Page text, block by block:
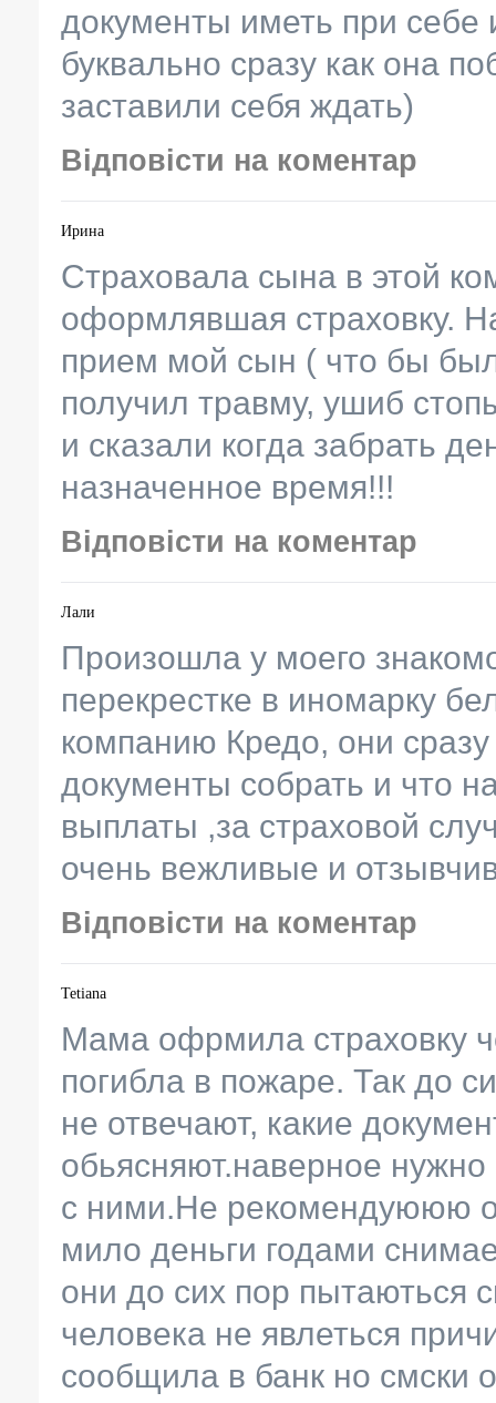
документы иметь при себе
буквально сразу как она
заставили себя ждать)
Відповісти на коментар
Ирина
Страховала сына в этой
оформлявшая страховку.
прием мой сын ( что бы
получил травму, ушиб
и сказали когда забрать
назначенное время!!!
Відповісти на коментар
Лали
Произошла у моего
перекрестке в иномарку
компанию Кредо, они
документы собрать и что
выплаты ,за страховой
очень вежливые и
Відповісти на коментар
Tetiana
Мама офрмила страховку
погибла в пожаре. Так до
не отвечают, какие
обьясняют.наверное
с ними.Не рекомендуююю
мило деньги годами
они до сих пор пытаються
человека не явлеться
сообщила в банк но смски